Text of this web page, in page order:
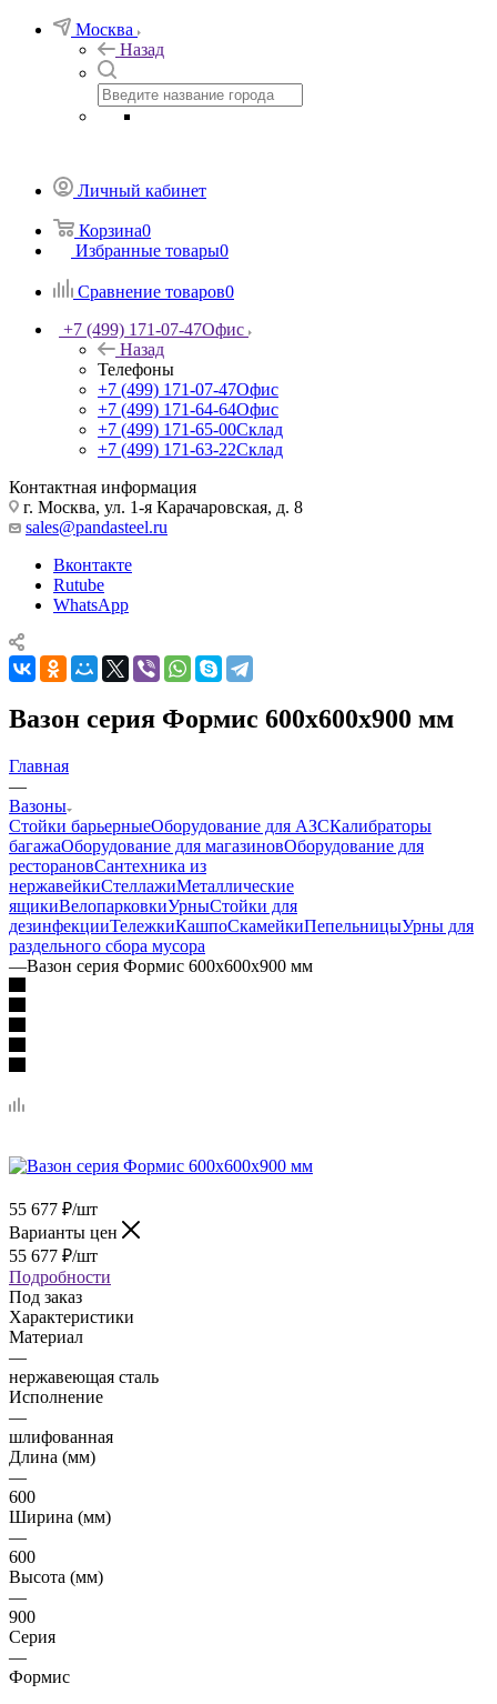
Москва
Назад
Личный кабинет
Корзина0
Избранные товары0
Сравнение товаров0
+7 (499) 171-07-47Офис
Назад
Телефоны
+7 (499) 171-07-47Офис
+7 (499) 171-64-64Офис
+7 (499) 171-65-00Склад
+7 (499) 171-63-22Склад
Контактная информация
г. Москва, ул. 1-я Карачаровская, д. 8
sales@pandasteel.ru
Вконтакте
Rutube
WhatsApp
Вазон серия Формис 600х600х900 мм
Главная
—
Вазоны
Стойки барьерныеОборудование для АЗСКалибраторы
багажаОборудование для магазиновОборудование для
ресторановСантехника из
нержавейкиСтеллажиМеталлические
ящикиВелопарковкиУрныСтойки для
дезинфекцииТележкиКашпоСкамейкиПепельницыУрны для
раздельного сбора мусора
—Вазон серия Формис 600х600х900 мм
55 677 ₽/шт
Варианты цен
55 677 ₽/шт
Подробности
Под заказ
Характеристики
Материал
—
нержавеющая сталь
Исполнение
—
шлифованная
Длина (мм)
—
600
Ширина (мм)
—
600
Высота (мм)
—
900
Серия
—
Формис